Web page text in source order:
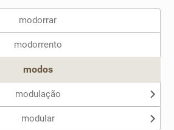
apresentados me ajudou
modorrar
modorrento
modos
modulação
modular